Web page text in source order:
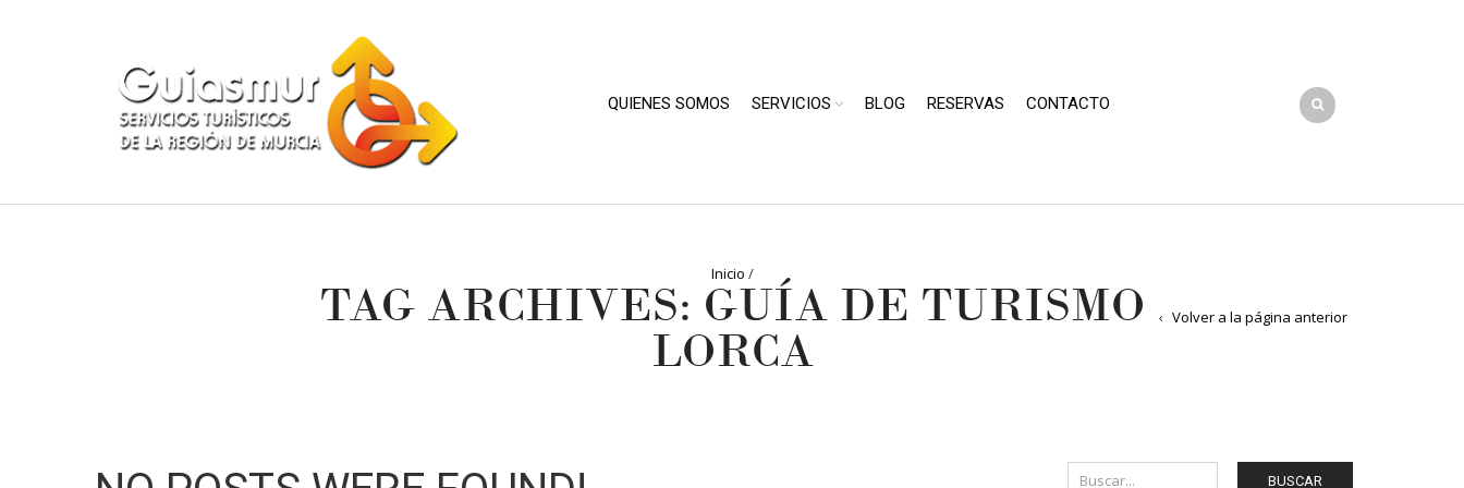
QUIENES SOMOS SERVICIOS BLOG RESERVAS CONTACTO
Inicio /
Volver a la página anterior
TAG ARCHIVES: GUÍA DE TURISMO
LORCA
BUSCAR